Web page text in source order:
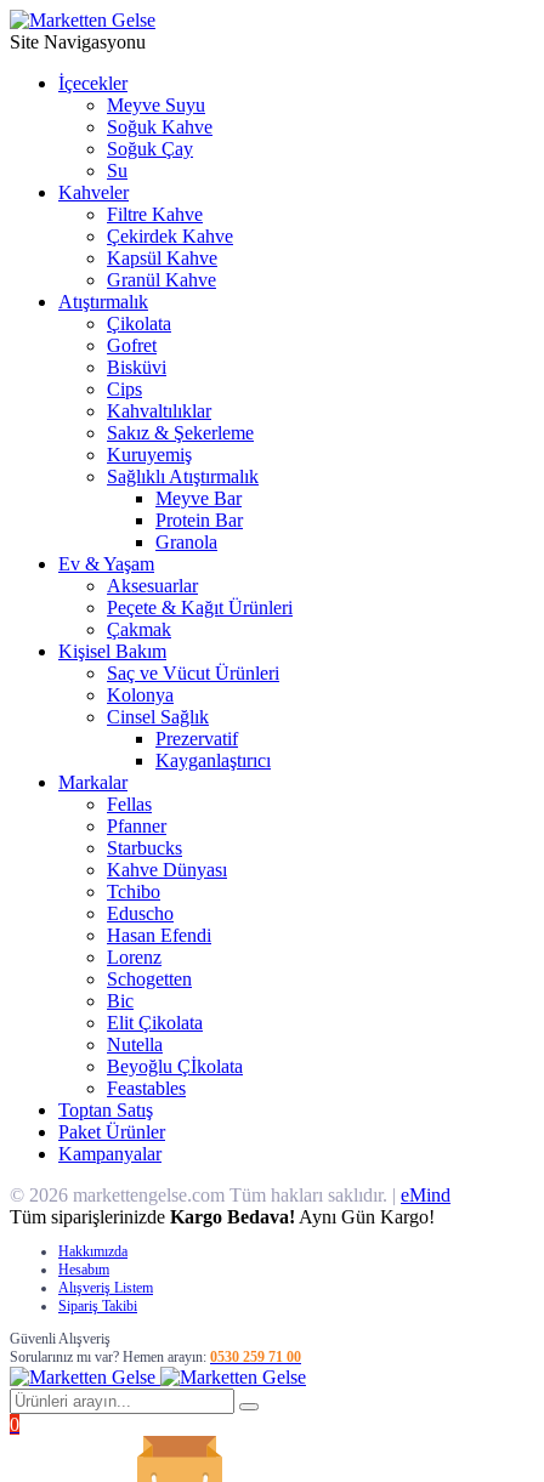
Site Navigasyonu
İçecekler
Meyve Suyu
Soğuk Kahve
⁠Soğuk Çay
Su
Kahveler
Filtre Kahve
Çekirdek Kahve
Kapsül Kahve
Granül Kahve
Atıştırmalık
Çikolata
Gofret
Bisküvi
Cips
Kahvaltılıklar
Sakız & Şekerleme
Kuruyemiş
Sağlıklı Atıştırmalık
Meyve Bar
Protein Bar
Granola
Ev & Yaşam
Aksesuarlar
Peçete & Kağıt Ürünleri
Çakmak
Kişisel Bakım
Saç ve Vücut Ürünleri
Kolonya
Cinsel Sağlık
Prezervatif
Kayganlaştırıcı
Markalar
Fellas
Pfanner
Starbucks
Kahve Dünyası
Tchibo
Eduscho
Hasan Efendi
Lorenz
Schogetten
Bic
Elit Çikolata
Nutella
Beyoğlu Çİkolata
Feastables
Toptan Satış
Paket Ürünler
Kampanyalar
© 2026 markettengelse.com Tüm hakları saklıdır. | eMind
Tüm siparişlerinizde Kargo Bedava! Aynı Gün Kargo!
Hakkımızda
Hesabım
Alışveriş Listem
Sipariş Takibi
Güvenli Alışveriş
Sorularınız mı var? Hemen arayın: 0530 259 71 00
0